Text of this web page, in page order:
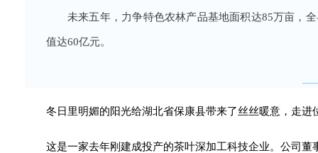
未来五年，力争特色农林产品基地面积达85万亩，
值达60亿元。
冬日里明媚的阳光给湖北省保康县带来了丝丝暖意，走
这是一家去年刚建成投产的茶叶深加工科技企业。公司